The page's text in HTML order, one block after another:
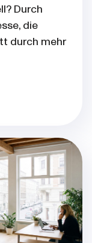
Durch
die
durch mehr